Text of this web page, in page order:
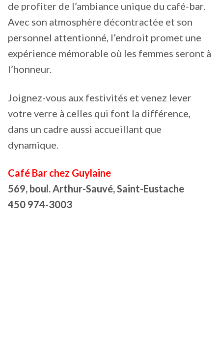
de profiter de l’ambiance unique du café-bar.
Avec son atmosphère décontractée et son
personnel attentionné, l’endroit promet une
expérience mémorable où les femmes seront à
l’honneur.
Joignez-vous aux festivités et venez lever
votre verre à celles qui font la différence,
dans un cadre aussi accueillant que
dynamique.
Café Bar chez Guylaine
569, boul. Arthur-Sauvé, Saint-Eustache
450 974-3003